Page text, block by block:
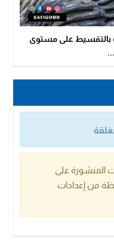
بالتقسيط على مستوى
المنشورة على
من إعدادات